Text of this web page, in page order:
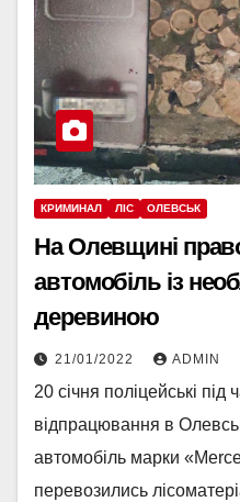
КРИМИНАЛ ЛІС ОЛЕВСЬК
На Олевщині
автомобіль із
деревиною
21/01/2022 ADMIN
20 січня поліцейські під
відпрацювання в
автомобіль марки
перевозились